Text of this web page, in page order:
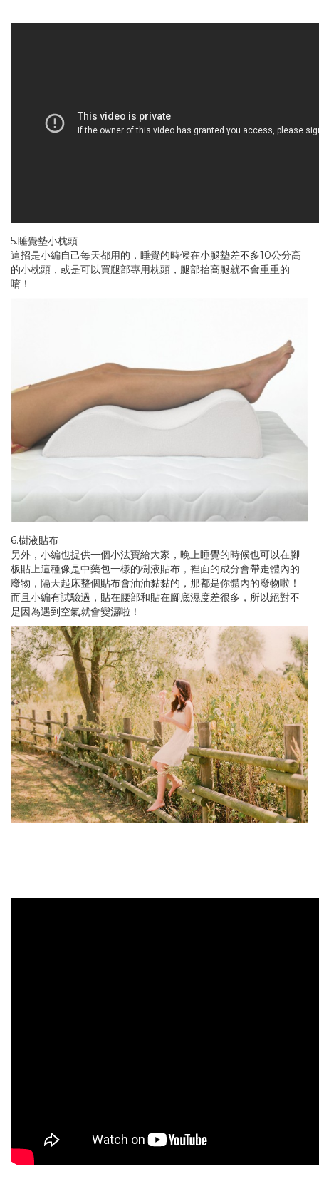
5.睡覺墊小枕頭
這招是小編自己每天都用的，睡覺的時候在小腿墊差不多10公分高
的小枕頭，或是可以買腿部專用枕頭，腿部抬高腿就不會重重的
唷！
6.樹液貼布
另外，小編也提供一個小法寶給大家，晚上睡覺的時候也可以在腳
板貼上這種像是中藥包一樣的樹液貼布，裡面的成分會帶走體內的
廢物，隔天起床整個貼布會油油黏黏的，那都是你體內的廢物啦！
而且小編有試驗過，貼在腰部和貼在腳底濕度差很多，所以絕對不
是因為遇到空氣就會變濕啦！